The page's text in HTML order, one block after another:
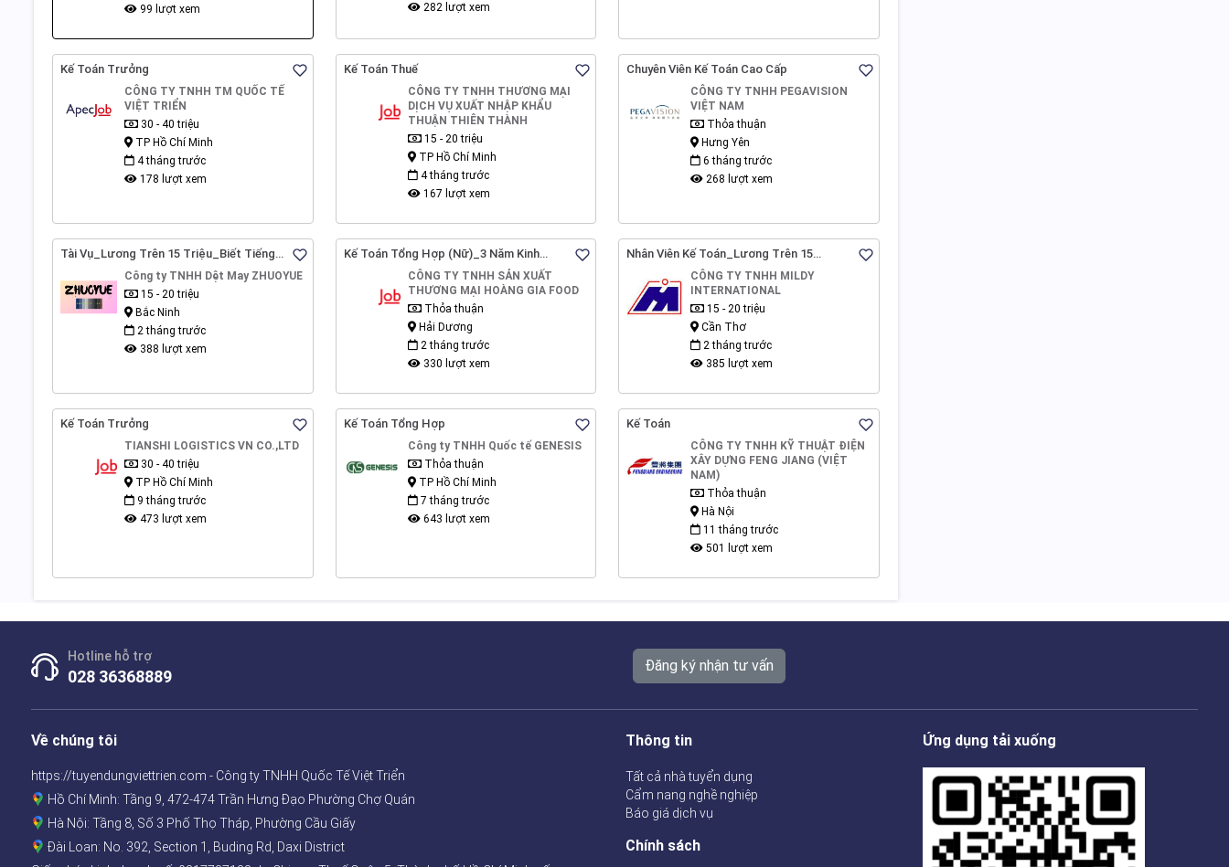
99 lượt xem
282 lượt xem
Kế Toán Trưởng
CÔNG TY TNHH TM QUỐC TẾ
VIỆT TRIỂN
30 - 40 triệu
TP Hồ Chí Minh
4 tháng trước
178 lượt xem
Kế Toán Thuế
CÔNG TY TNHH THƯƠNG MẠI
DỊCH VỤ XUẤT NHẬP KHẨU
THUẬN THIÊN THÀNH
15 - 20 triệu
TP Hồ Chí Minh
4 tháng trước
167 lượt xem
Chuyên Viên Kế Toán Cao Cấp
CÔNG TY TNHH PEGAVISION
VIỆT NAM
Thỏa thuận
Hưng Yên
6 tháng trước
268 lượt xem
Tài Vụ_Lương Trên 15 Triệu_Biết Tiếng
Trung_1 Năm Kinh Nghiệm Kế Toán_Bắc
Ninh
Công ty TNHH Dệt May ZHUOYUE
15 - 20 triệu
Bắc Ninh
2 tháng trước
388 lượt xem
Kế Toán Tổng Hợp (Nữ)_3 Năm Kinh
Nghiệm_Lương Thỏa Thuận_Hải Dương
CÔNG TY TNHH SẢN XUẤT
THƯƠNG MẠI HOÀNG GIA FOOD
Thỏa thuận
Hải Dương
2 tháng trước
330 lượt xem
Nhân Viên Kế Toán_Lương Trên 15
Triệu_Thành Thạo Tiếng Trung Nghe
Nói_TP.Cần ThơCÔNG TY TNHH MILDY
INTERNATIONAL
15 - 20 triệu
Cần Thơ
2 tháng trước
385 lượt xem
Kế Toán Trưởng
TIANSHI LOGISTICS VN CO.,LTD
30 - 40 triệu
TP Hồ Chí Minh
9 tháng trước
473 lượt xem
Kế Toán Tổng Hợp
Công ty TNHH Quốc tế GENESIS
Thỏa thuận
TP Hồ Chí Minh
7 tháng trước
643 lượt xem
Kế Toán
CÔNG TY TNHH KỸ THUẬT ĐIỆN
XÂY DỰNG FENG JIANG (VIỆT
NAM)
Thỏa thuận
Hà Nội
11 tháng trước
501 lượt xem
Hotline hỗ trợ
028 36368889
Đăng ký nhận tư vấn
Về chúng tôi
https://tuyendungviettrien.com - Công ty TNHH Quốc Tế Việt Triển
Hồ Chí Minh: Tầng 9, 472-474 Trần Hưng Đạo Phường Chợ Quán
Hà Nội: Tầng 8, Số 3 Phố Thọ Tháp, Phường Cầu Giấy
Đài Loan: No. 392, Section 1, Buding Rd, Daxi District
Thông tin
Tất cả nhà tuyển dụng
Cẩm nang nghề nghiệp
Báo giá dịch vụ
Chính sách
Ứng dụng tải xuống